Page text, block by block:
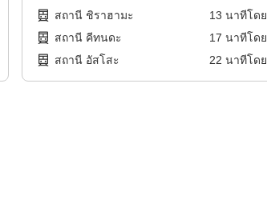
สถานี ชิราฮามะ 13 นาทีโดย
สถานี คีทนดะ
17 นาทีโดย
สถานี อัสโสะ
22 นาทีโดย